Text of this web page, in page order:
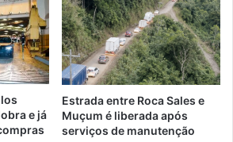
e já
Estrada entre Roca Sales e
Muçum é liberada após
serviços de manutenção